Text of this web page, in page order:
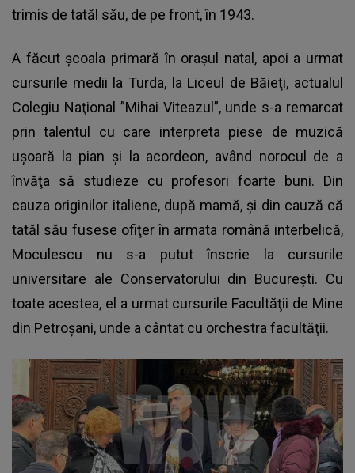
trimis de tatăl său, de pe front, în 1943.
A făcut şcoala primară în oraşul natal, apoi a urmat
cursurile medii la Turda, la Liceul de Băieţi, actualul
Colegiu Naţional ”Mihai Viteazul”, unde s-a remarcat
prin talentul cu care interpreta piese de muzică
uşoară la pian şi la acordeon, având norocul de a
învăţa să studieze cu profesori foarte buni. Din
cauza originilor italiene, după mamă, şi din cauză că
tatăl său fusese ofiţer în armata română interbelică,
Moculescu nu s-a putut înscrie la cursurile
universitare ale Conservatorului din Bucureşti. Cu
toate acestea, el a urmat cursurile Facultăţii de Mine
din Petroşani, unde a cântat cu orchestra facultăţii.